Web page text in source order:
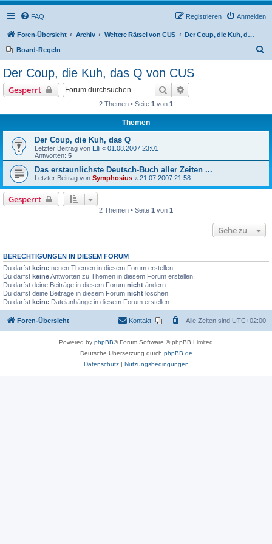
FAQ Anmelden
Registrieren
Foren-Übersicht Archiv Weitere Rätsel von CUS Der Coup, die Kuh, das Q von CUS
Board-Regeln
Der Coup, die Kuh, das Q von CUS
Gesperrt Suche
2 Themen • Seite 1 von 1
Themen
Der Coup, die Kuh, das Q
Letzter Beitrag von Elli « 01.08.2007 23:01
Antworten: 5
Das erstaunlichste Deutsch-Buch aller Zeiten ...
Letzter Beitrag von Symphosius « 21.07.2007 21:58
Gesperrt
2 Themen • Seite 1 von 1
Gehe zu
BERECHTIGUNGEN IN DIESEM FORUM
Du darfst keine neuen Themen in diesem Forum erstellen.
Du darfst keineAntworten zu Themen in diesem Forum erstellen.
Du darfst deine Beiträge in diesem Forum nicht ändern.
Du darfst deine Beiträge in diesem Forum nicht löschen.
Du darfst keine Dateianhänge in diesem Forum erstellen.
Foren-Übersicht Alle Zeiten sind UTC+02:00
Kontakt
Powered by phpBB® Forum Software © phpBB Limited
Deutsche Übersetzung durch phpBB.de
Datenschutz| Nutzungsbedingungen